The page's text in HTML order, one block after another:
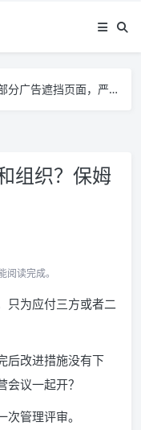
尽快调整完成，由此带来的不便，特意致歉！
尽快调整完成，由此带来的不便，特意致歉！
组织？保姆
读完成。
只为应付三方或者二
后改进措施没有下
议一起开？
管理评审。